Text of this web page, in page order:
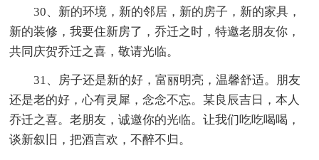
30、新的环境，新的邻居，新的房子，新的家具，
新的装修，我要住新房了，乔迁之时，特邀老朋友你，
共同庆贺乔迁之喜，敬请光临。
31、房子还是新的好，富丽明亮，温馨舒适。朋友
还是老的好，心有灵犀，念念不忘。某良辰吉日，本人
乔迁之喜。老朋友，诚邀你的光临。让我们吃吃喝喝，
谈新叙旧，把酒言欢，不醉不归。